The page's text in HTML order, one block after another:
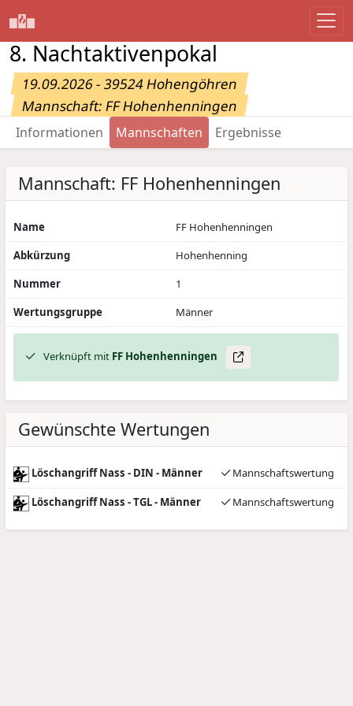
8. Nachtaktivenpokal
19.09.2026 - 39524 Hohengöhren
Mannschaft: FF Hohenhenningen
Informationen Mannschaften Ergebnisse
Mannschaft: FF Hohenhenningen
Name
FF Hohenhenningen
Abkürzung
Hohenhenning
Nummer
1
Wertungsgruppe
Männer
Verknüpft mit FF Hohenhenningen
Gewünschte Wertungen
Löschangriff Nass - DIN - Männer Mannschaftswertung
Löschangriff Nass - TGL - Männer Mannschaftswertung